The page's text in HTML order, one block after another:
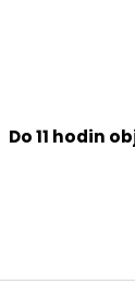
Do 11 hodin